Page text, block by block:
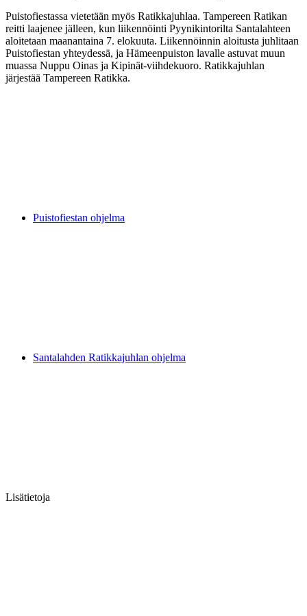
Puistofiestassa vietetään myös Ratikkajuhlaa. Tampereen Ratikan
reitti laajenee jälleen, kun liikennöinti Pyynikintorilta Santalahteen
aloitetaan maanantaina 7. elokuuta. Liikennöinnin aloitusta juhlitaan
Puistofiestan yhteydessä, ja Hämeenpuiston lavalle astuvat muun
muassa Nuppu Oinas ja Kipinät-viihdekuoro. Ratikkajuhlan
järjestää Tampereen Ratikka.
Puistofiestan ohjelma
Santalahden Ratikkajuhlan ohjelma
Lisätietoja